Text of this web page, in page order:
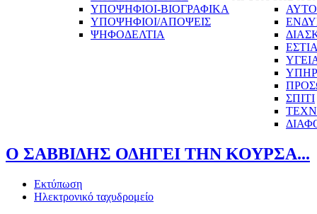
ΥΠΟΨΗΦΙΟΙ-ΒΙΟΓΡΑΦΙΚΑ
ΥΠΟΨΗΦΙΟΙ/ΑΠΟΨΕΙΣ
ΨΗΦΟΔΕΛΤΙΑ
ΣΠΙΤΙ
Ο ΣΑΒΒΙΔΗΣ ΟΔΗΓΕΙ ΤΗΝ ΚΟΥΡΣΑ...
Εκτύπωση
Ηλεκτρονικό ταχυδρομείο